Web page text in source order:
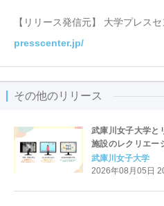
【リリース発信元】 大学プレス
presscenter.jp/
その他のリリース
武庫川女子大学と
施設のレクリエー
同研究へ
武庫川女子大学
2026年08月05日